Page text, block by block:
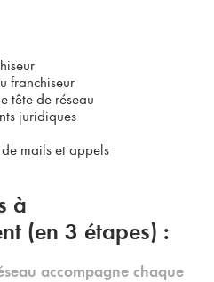
franchiseur
tête de réseau
juridiques
mails et appels
à
(en 3 étapes) :
accompagne chaque